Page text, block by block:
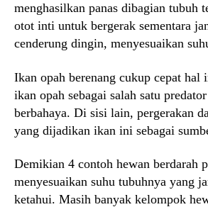
menghasilkan panas dibagian tubuh
otot inti untuk bergerak sementara
cenderung dingin, menyesuaikan
Ikan opah berenang cukup cepat hal
ikan opah sebagai salah satu
berbahaya. Di sisi lain, pergerakan
yang dijadikan ikan ini sebagai
Demikian 4 contoh hewan berdarah
menyesuaikan suhu tubuhnya yang
ketahui. Masih banyak kelompok